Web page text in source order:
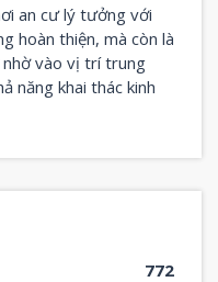
an cư lý tưởng với
hoàn thiện, mà còn là
nhờ vào vị trí trung
năng khai thác kinh
772